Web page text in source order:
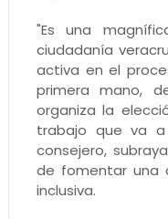
"Es una
ciudadanía
activa en el
primera mano,
organiza la
trabajo que va a
consejero,
de fomentar una
inclusiva.